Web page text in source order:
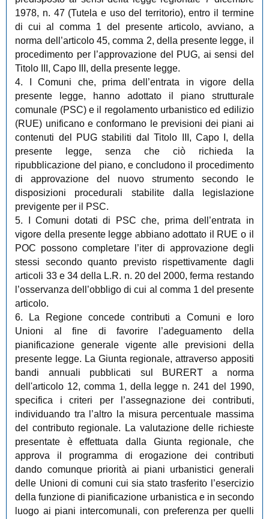
1978, n. 47 (Tutela e uso del territorio), entro il termine
di cui al comma 1 del presente articolo, avviano, a
norma dell’articolo 45, comma 2, della presente legge, il
procedimento per l’approvazione del PUG, ai sensi del
Titolo III, Capo III, della presente legge.
4. I Comuni che, prima dell’entrata in vigore della
presente legge, hanno adottato il piano strutturale
comunale (PSC) e il regolamento urbanistico ed edilizio
(RUE) unificano e conformano le previsioni dei piani ai
contenuti del PUG stabiliti dal Titolo III, Capo I, della
presente legge, senza che ciò richieda la
ripubblicazione del piano, e concludono il procedimento
di approvazione del nuovo strumento secondo le
disposizioni procedurali stabilite dalla legislazione
previgente per il PSC.
5. I Comuni dotati di PSC che, prima dell’entrata in
vigore della presente legge abbiano adottato il RUE o il
POC possono completare l’iter di approvazione degli
stessi secondo quanto previsto rispettivamente dagli
articoli 33 e 34 della L.R. n. 20 del 2000, ferma restando
l’osservanza dell’obbligo di cui al comma 1 del presente
articolo.
6. La Regione concede contributi a Comuni e loro
Unioni al fine di favorire l’adeguamento della
pianificazione generale vigente alle previsioni della
presente legge. La Giunta regionale, attraverso appositi
bandi annuali pubblicati sul BURERT a norma
dell'articolo 12, comma 1, della legge n. 241 del 1990,
specifica i criteri per l’assegnazione dei contributi,
individuando tra l’altro la misura percentuale massima
del contributo regionale. La valutazione delle richieste
presentate è effettuata dalla Giunta regionale, che
approva il programma di erogazione dei contributi
dando comunque priorità ai piani urbanistici generali
delle Unioni di comuni cui sia stato trasferito l’esercizio
della funzione di pianificazione urbanistica e in secondo
luogo ai piani intercomunali, con preferenza per quelli